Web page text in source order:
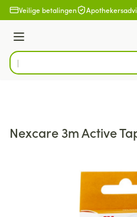
Ga naar de inhoud
Veilige betalingen
Menu
Product, merk, categorie...
Nexcare 3m Active